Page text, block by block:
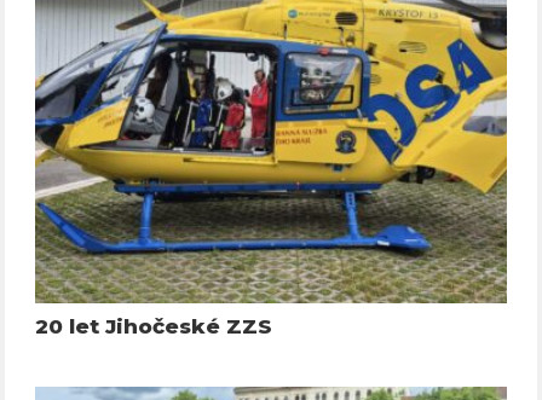
20 let Jihočeské ZZS